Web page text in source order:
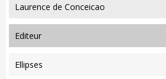
Laurence de Conceicao
editeur
Ellipses